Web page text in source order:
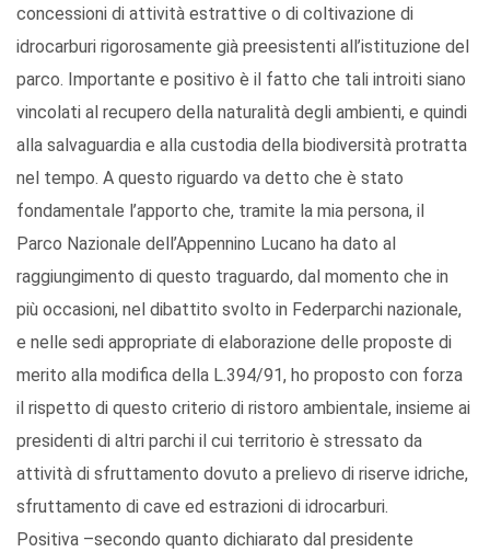
concessioni di attività estrattive o di coltivazione di
idrocarburi rigorosamente già preesistenti all’istituzione del
parco. Importante e positivo è il fatto che tali introiti siano
vincolati al recupero della naturalità degli ambienti, e quindi
alla salvaguardia e alla custodia della biodiversità protratta
nel tempo. A questo riguardo va detto che è stato
fondamentale l’apporto che, tramite la mia persona, il
Parco Nazionale dell’Appennino Lucano ha dato al
raggiungimento di questo traguardo, dal momento che in
più occasioni, nel dibattito svolto in Federparchi nazionale,
e nelle sedi appropriate di elaborazione delle proposte di
merito alla modifica della L.394/91, ho proposto con forza
il rispetto di questo criterio di ristoro ambientale, insieme ai
presidenti di altri parchi il cui territorio è stressato da
attività di sfruttamento dovuto a prelievo di riserve idriche,
sfruttamento di cave ed estrazioni di idrocarburi.
Positiva –secondo quanto dichiarato dal presidente